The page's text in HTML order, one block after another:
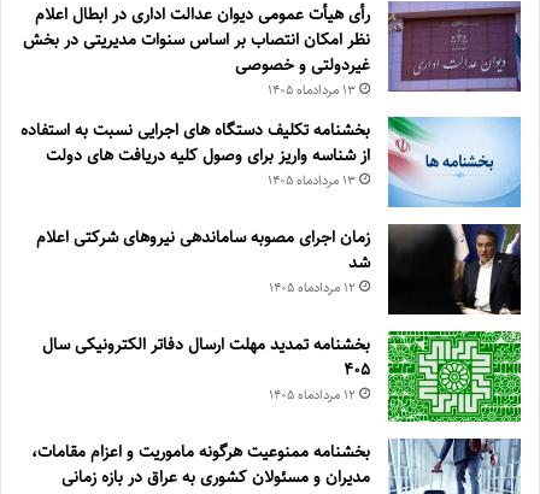
رأی هیأت عمومی دیوان عدالت اداری در ابطال اعلام
نظر امکان انتصاب بر اساس سنوات مدیریتی در بخش
غیردولتی و خصوصی
۱۳ مرداد‌ماه ۱۴۰۵
بخشنامه تکلیف دستگاه های اجرایی نسبت به استفاده
از شناسه واریز برای وصول کلیه دریافت های دولت
۱۳ مرداد‌ماه ۱۴۰۵
زمان اجرای مصوبه ساماندهی نیروهای شرکتی اعلام
شد
۱۲ مرداد‌ماه ۱۴۰۵
بخشنامه تمدید مهلت ارسال دفاتر الکترونیکی سال
۴۰۵
۱۲ مرداد‌ماه ۱۴۰۵
بخشنامه ممنوعیت هرگونه ماموریت و اعزام مقامات،
مدیران و مسئولان کشوری به عراق در بازه زمانی